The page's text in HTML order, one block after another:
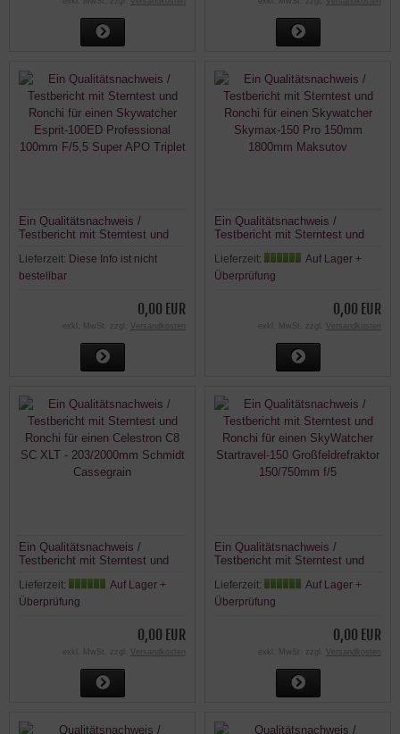
Ein Qualitätsnachweis /
Testbericht mit Sterntest und
Esprit-100ED Professional
100mm F/5,5 Super APO Triplet
Lieferzeit: Diese Info ist nicht
bestellbar
0,00 EUR
exkl. MwSt. zzgl. Versandkosten
Ein Qualitätsnachweis /
Testbericht mit Sterntest und
Skymax-150 Pro 150mm
1800mm Maksutov
Lieferzeit:
Auf Lager +
Überprüfung
0,00 EUR
exkl. MwSt. zzgl. Versandkosten
Ein Qualitätsnachweis /
Testbericht mit Sterntest und
SC XLT - 203/2000mm Schmidt
Cassegrain
Lieferzeit:
Auf Lager +
Überprüfung
0,00 EUR
exkl. MwSt. zzgl. Versandkosten
Ein Qualitätsnachweis /
Testbericht mit Sterntest und
Startravel-150 Großfeldrefraktor
150/750mm f/5
Lieferzeit:
Auf Lager +
Überprüfung
0,00 EUR
exkl. MwSt. zzgl. Versandkosten